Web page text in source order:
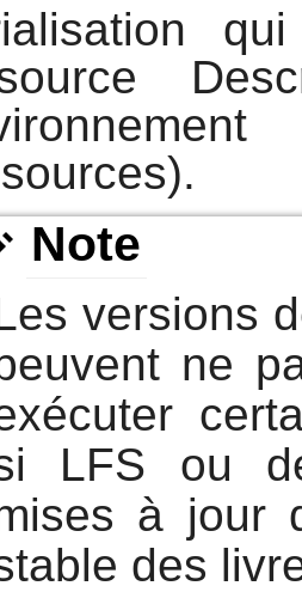
Note
versions
ne
LFS ou
à jour
des